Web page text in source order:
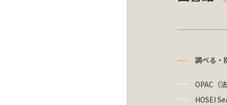
調べる・
OPAC（
HOSEI